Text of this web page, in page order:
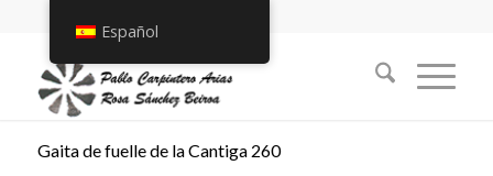
Gaita de fuelle de la Cantiga 260
Español